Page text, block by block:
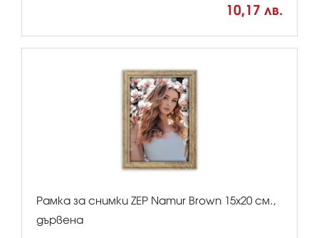
10,17 лв.
Рамка за снимки ZEP Namur Brown 15x20 см.,
дървена